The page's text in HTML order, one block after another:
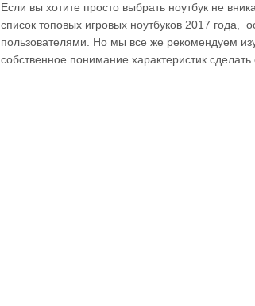
Если вы хотите просто выбрать ноутбук не
список топовых игровых ноутбуков 2017 года,
пользователями. Но мы все же рекомендуем
собственное понимание характеристик